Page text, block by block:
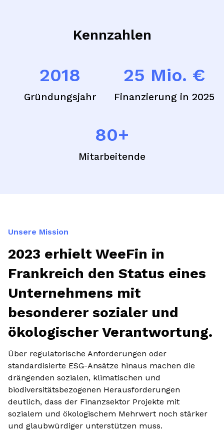
Kennzahlen
2018
Gründungsjahr
25 Mio. €
Finanzierung in 2025
80+
Mitarbeitende
Unsere Mission
2023 erhielt WeeFin in
Frankreich den Status eines
Unternehmens mit
besonderer sozialer und
ökologischer Verantwortung.
Über regulatorische Anforderungen oder
standardisierte ESG-Ansätze hinaus machen die
drängenden sozialen, klimatischen und
biodiversitätsbezogenen Herausforderungen
deutlich, dass der Finanzsektor Projekte mit
sozialem und ökologischem Mehrwert noch stärker
und glaubwürdiger unterstützen muss.